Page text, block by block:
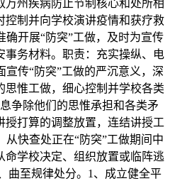
州疾病防止节制核心和处所相
控制并向学校演讲疫情和获疗救
开展“防突”工做，及时为宣传
事务材料。职责：充实操纵、电
传“防突”工做的严沉意义，深
惟工做，细心控制并学校各类
争除他们的思惟承担和各类矛
授打算的调整放置，连结讲授工
快查处正在“防突”工做期间中
命学校决定、组织放置或临阵逃
曲至规律处分。1、成立健全平